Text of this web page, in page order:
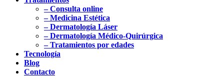
– Consulta online
– Medicina Estética
– Dermatología Láser
– Dermatología Médico-Quirúrgica
– Tratamientos por edades
Tecnología
Blog
Contacto